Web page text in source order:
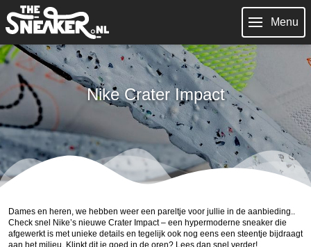
Menu
Nike Crater Impact
Dames en heren, we hebben weer een pareltje voor jullie in de aanbieding..
Check snel Nike’s nieuwe Crater Impact – een hypermoderne sneaker die
afgewerkt is met unieke details en tegelijk ook nog eens een steentje bijdraagt
aan het milieu. Klinkt dit je goed in de oren? Lees dan snel verder!